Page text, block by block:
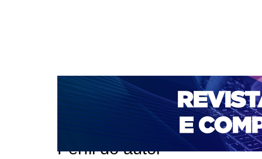
CAPA SOBRE ACESSO CADASTRO
NOTÍCIAS
PORTAL DE REVISTAS DA UNIFACS
PARA AVALIADORES
NOVA SUBMISSÃO
Perfil do autor